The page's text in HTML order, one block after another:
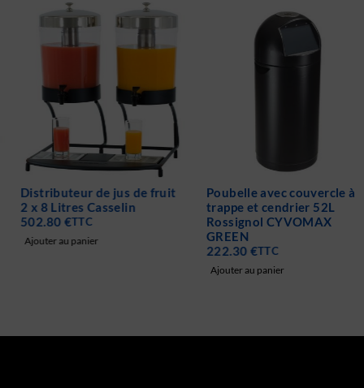
Distributeur de jus de fruit
2 x 8 Litres Casselin
502.80€TTC
Ajouter au panier
Poubelle avec couvercle à
trappe et cendrier 52L
Rossignol CYVOMAX
GREEN
222.30€TTC
Ajouter au panier